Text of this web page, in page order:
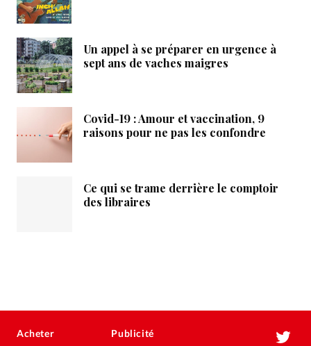
Un appel à se préparer en urgence à
sept ans de vaches maigres
Covid-19 : Amour et vaccination, 9
raisons pour ne pas les confondre
Ce qui se trame derrière le comptoir
des libraires
Acheter Publicité